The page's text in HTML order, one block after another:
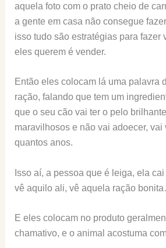
aquela foto com o prato cheio de
a gente em casa não consegue
isso tudo são estratégias para fazer
eles querem é vender.
Então eles colocam lá uma palavra
ração, falando que tem um
que o seu cão vai ter o pelo
maravilhosos e não vai adoecer, vai
quantos anos.
Isso aí, a pessoa que é leiga, ela
vê aquilo ali, vê aquela ração
E eles colocam no produto
chamativo, e o animal acostuma